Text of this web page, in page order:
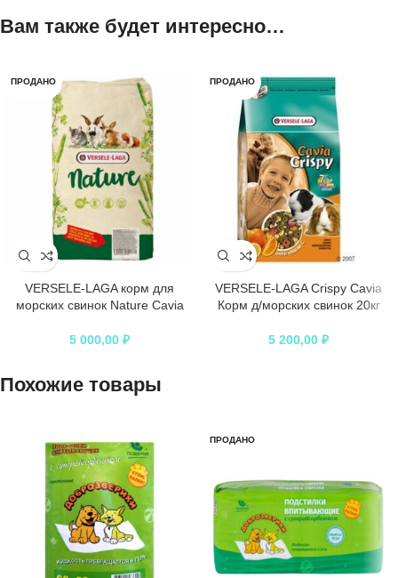
Вам также будет интересно…
ПРОДАНО
VERSELE-LAGA корм для
морских свинок Nature Cavia
5 000,00 ₽
ПРОДАНО
VERSELE-LAGA Crispy Cavia
Корм д/морских свинок 20кг
5 200,00 ₽
Похожие товары
ПРОДАНО